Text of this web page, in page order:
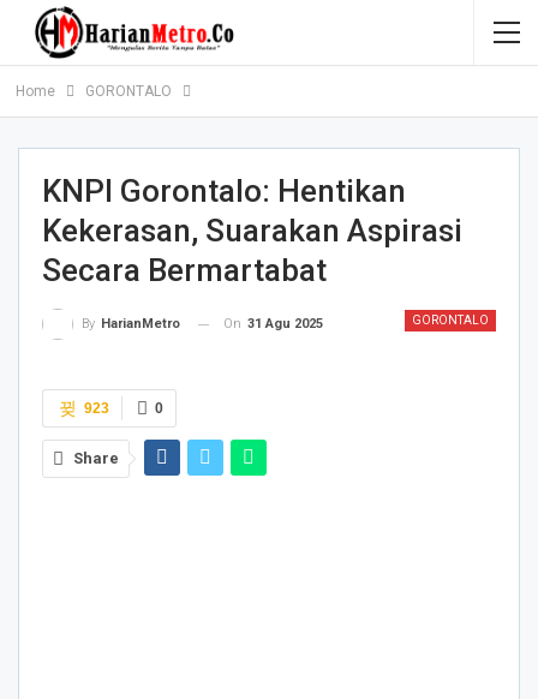
Home GORONTALO
KNPI Gorontalo: Hentikan
Kekerasan, Suarakan Aspirasi
Secara Bermartabat
GORONTALO
By HarianMetro On 31 Agu 2025
0
923
Share